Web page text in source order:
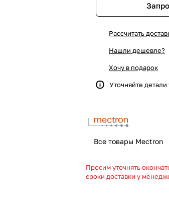
Рассчитать
Нашли дешевле?
Хочу в подарок
Уточняйте
Все товары Mectron
Просим уточнять
сроки доставки у